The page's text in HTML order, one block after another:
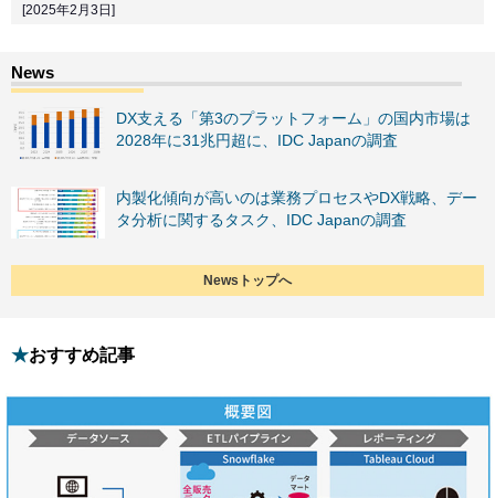
[2025年2月3日]
DX支える「第3のプラットフォーム」の国内市場は
2028年に31兆円超に、IDC Japanの調査
内製化傾向が高いのは業務プロセスやDX戦略、デー
タ分析に関するタスク、IDC Japanの調査
Newsトップへ
おすすめ記事